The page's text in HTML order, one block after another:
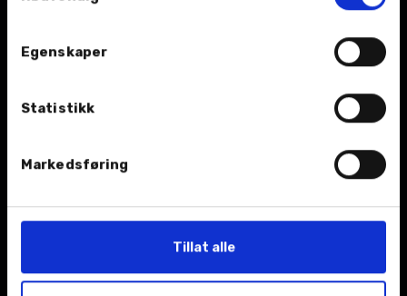
Egenskaper
Statistikk
Markedsføring
Tillat alle
Åpningstider
Verksted